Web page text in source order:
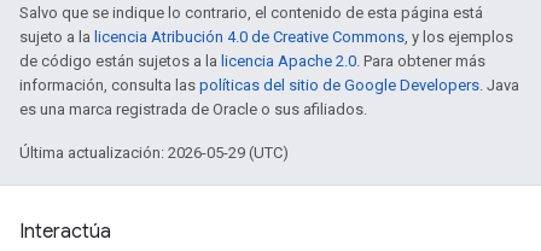
Salvo que se indique lo contrario, el contenido de esta página está
sujeto a la licencia Atribución 4.0 de Creative Commons, y los ejemplos
de código están sujetos a la licencia Apache 2.0. Para obtener más
información, consulta las políticas del sitio de Google Developers. Java
es una marca registrada de Oracle o sus afiliados.
Última actualización: 2026-05-29 (UTC)
Interactúa